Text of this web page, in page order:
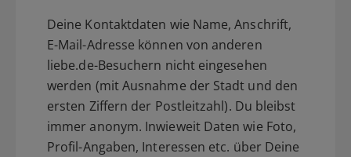
Deine Kontaktdaten wie Name, Anschrift,
E-Mail-Adresse können von anderen
liebe.de-Besuchern nicht eingesehen
werden (mit Ausnahme der Stadt und den
ersten Ziffern der Postleitzahl). Du bleibst
immer anonym. Inwieweit Daten wie Foto,
Profil-Angaben, Interessen etc. über Deine